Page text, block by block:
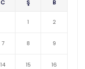
C Ş B
1 2
7 8 9
14 15 16